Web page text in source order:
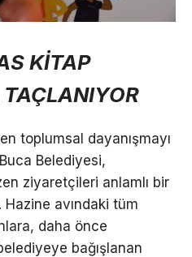
KİTAP
toplumsal dayanışmayı
Belediyesi,
ziyaretçileri anlamlı bir
avındaki tüm
daha önce
bağışlanan